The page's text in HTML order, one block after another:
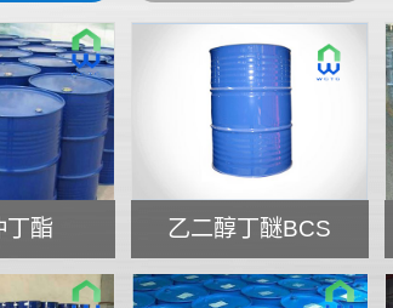
丁酯 乙二醇丁醚BCS